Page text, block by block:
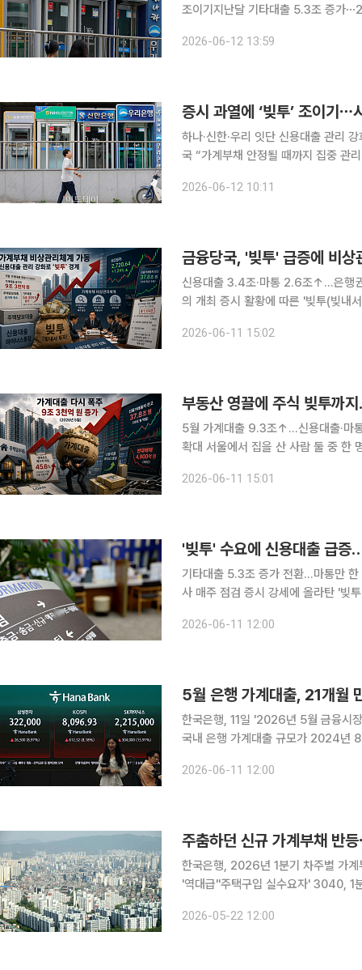
조이기지난달 기타대출 5.3조 증가⋯2021년 8월 이후 최대
대출을 중심으로 가계부채 관리 강화
2026-06-12 13:59
증시 과열에 ‘빚투’ 조이기⋯
하나·신한·우리 잇단 신용대출 관리
국 “가계부채 안정될 때까지 집중 관리” 증시 상승세와 함께 '빚투(빚내서 투자)' 수요가 급
체계를 가동하자 은행권도 한도 축소
2026-06-12 10:11
신용대출 3.4조·마통 2.6조↑…은행
의 개최 증시 활황에 따른 '빚투(빚내서 투자)' 수요가 신용대출을 자극하자 금융당국이 가계부채 비
2026-06-11 15:02
부동산 영끌에 주식 빚투까
5월 가계대출 9.3조↑…신용대출·마
확대 서울에서 집을 산 사람 둘 중 한 명은 생애 처음 주택을 매입한 무주택자였다. 폭락장에서는 개
원 급증하며 1년 9개월 만에 최대 증
2026-06-11 15:01
'빚투' 수요에 신용대출 급
기타대출 5.3조 증가 전환…마통만
사 매주 점검 증시 강세에 올라탄 '빚투(빚내서 투자)' 수요가 신용대출을 자극하면서 지난달 가계대
매주 점검하고, 은행권도 고액 연봉자
2026-06-11 12:00
5월 은행 가계대출, 21개월
한국은행, 11일 '2026년 5월 금융시장
국내 은행 가계대출 규모가 2024년
영향이다. 여기에 수도권 외곽지역을
2026-06-11 12:00
주춤하던 신규 가계부채 반
한국은행, 2026년 1분기 차주별 가
'역대급''주택구입 실수요자' 3040, 1분기 주담대 확대 주도
모는 역대 최대치를 기록했는데, 연
2026-05-22 12:00